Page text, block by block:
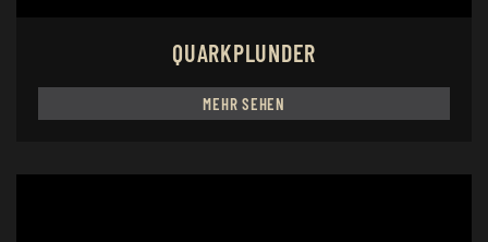
QUARKPLUNDER
MEHR SEHEN